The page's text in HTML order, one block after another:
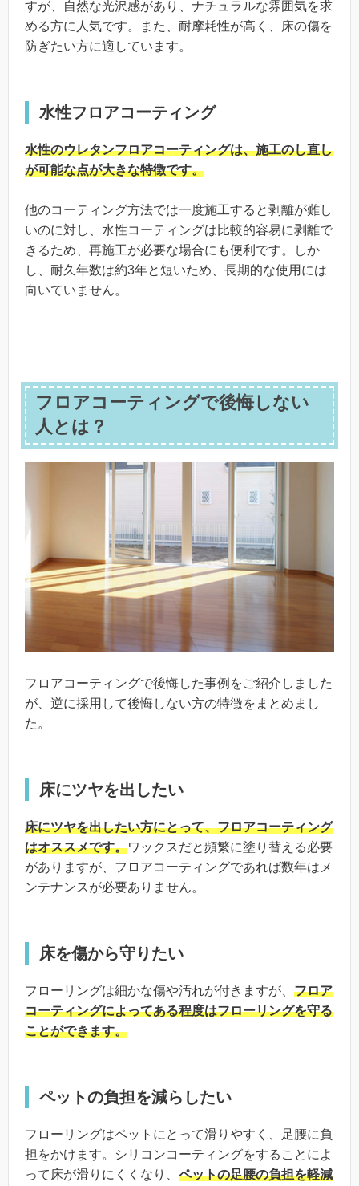
すが、自然な光沢感があり、ナチュラルな雰囲気を求
める方に人気です。また、耐摩耗性が高く、床の傷を
防ぎたい方に適しています。
水性フロアコーティング
水性のウレタンフロアコーティングは、施工のし直し
が可能な点が大きな特徴です。
他のコーティング方法では一度施工すると剥離が難し
いのに対し、水性コーティングは比較的容易に剥離で
きるため、再施工が必要な場合にも便利です。しか
し、耐久年数は約3年と短いため、長期的な使用には
向いていません。
フロアコーティングで後悔しない
人とは？
フロアコーティングで後悔した事例をご紹介しました
が、逆に採用して後悔しない方の特徴をまとめまし
た。
床にツヤを出したい
床にツヤを出したい方にとって、フロアコーティング
はオススメです。ワックスだと頻繁に塗り替える必要
がありますが、フロアコーティングであれば数年はメ
ンテナンスが必要ありません。
床を傷から守りたい
フローリングは細かな傷や汚れが付きますが、 フロア
コーティングによってある程度はフローリングを守る
ことができます。
ペットの負担を減らしたい
フローリングはペットにとって滑りやすく、足腰に負
担をかけます。シリコンコーティングをすることによ
って床が滑りにくくなり、 ペットの足腰の負担を軽減